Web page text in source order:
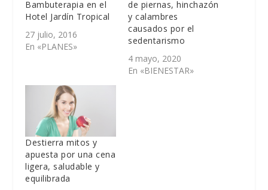
Bambuterapia en el
Hotel Jardín Tropical
27 julio, 2016
En «PLANES»
de piernas, hinchazón
y calambres
causados por el
sedentarismo
4 mayo, 2020
En «BIENESTAR»
Destierra mitos y
apuesta por una cena
ligera, saludable y
equilibrada